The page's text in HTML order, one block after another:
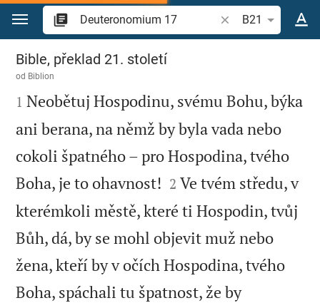
Přejít na obsah
Vyhledat biblický
B21
Deuteronomium 17
Bible, překlad 21. století
od Biblion

1 Neobětuj Hospodinu, svému Bohu, býka
ani berana, na němž by byla vada nebo
cokoli špatného – pro Hospodina, tvého
Boha, je to ohavnost! 

2 Ve tvém středu, v
kterémkoli městě, které ti Hospodin, tvůj
Bůh, dá, by se mohl objevit muž nebo
žena, kteří by v očích Hospodina, tvého
Boha, spáchali tu špatnost, že by